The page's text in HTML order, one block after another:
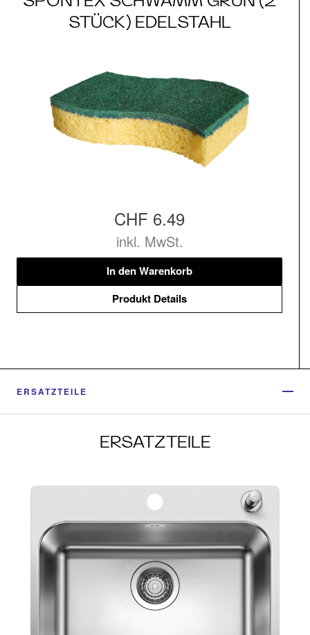
STÜCK) EDELSTAHL
CHF 6.49
inkl. MwSt.
In den Warenkorb
Produkt Details
ERSATZTEILE
ERSATZTEILE